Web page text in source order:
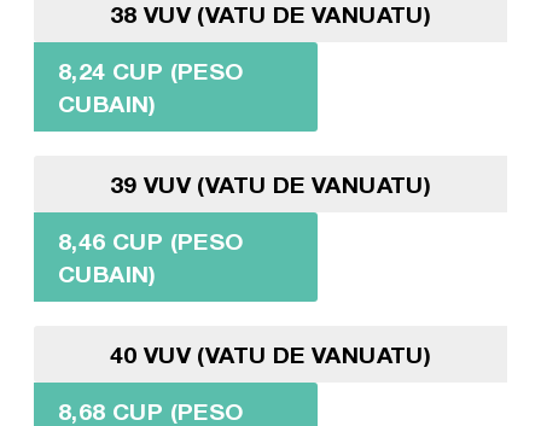
38 VUV (VATU DE VANUATU)
8,24 CUP (PESO
CUBAIN)
39 VUV (VATU DE VANUATU)
8,46 CUP (PESO
CUBAIN)
40 VUV (VATU DE VANUATU)
8,68 CUP (PESO